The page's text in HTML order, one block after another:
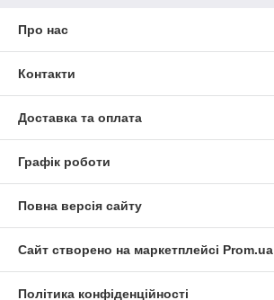
Про нас
Контакти
Доставка та оплата
Графік роботи
Повна версія сайту
Сайт створено на маркетплейсі Prom.ua
Політика конфіденційності